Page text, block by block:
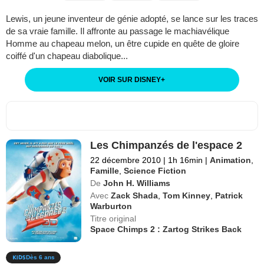
Lewis, un jeune inventeur de génie adopté, se lance sur les traces
de sa vraie famille. Il affronte au passage le machiavélique
Homme au chapeau melon, un être cupide en quête de gloire
coiffé d'un chapeau diabolique...
VOIR SUR DISNEY+
Les Chimpanzés de l'espace 2
22 décembre 2010 | 1h 16min | Animation
Famille ,Science Fiction
De John H. Williams
Avec Zack Shada ,Tom Kinney Patrick
Warburton
Titre original
Space Chimps 2 : Zartog Strikes Back
Dès 6 ans